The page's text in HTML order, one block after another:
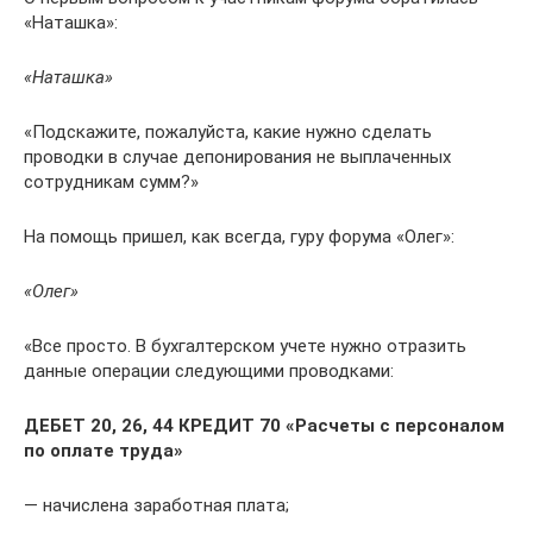
«Наташка»:
«Наташка»
«Подскажите, пожалуйста, какие нужно сделать
проводки в случае депонирования не выплаченных
сотрудникам сумм?»
На помощь пришел, как всегда, гуру форума «Олег»:
«Олег»
«Все просто. В бухгалтерском учете нужно отразить
данные операции следующими проводками:
ДЕБЕТ 20, 26, 44 КРЕДИТ 70 «Расчеты с персоналом
по оплате труда»
— начислена заработная плата;